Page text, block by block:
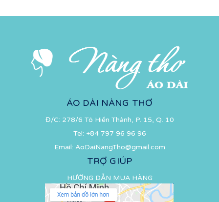
ÁO DÀI NÀNG THƠ
Đ/C: 278/6 Tô Hiến Thành, P. 15, Q. 10
Tel: +84 797 96 96 96
Email: AoDaiNangTho@gmail.com
TRỢ GIÚP
HƯỚNG DẪN MUA HÀNG